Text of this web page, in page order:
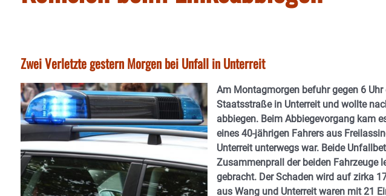
Zwei Verletzte gestern Morgen bei Unfall in Unterreit
Am Montagmorgen befuhr gegen 6
Staatsstraße in Unterreit und wollte
abbiegen. Beim Abbiegevorgang kam
eines 40-jährigen Fahrers aus
Unterreit unterwegs war. Beide
Zusammenprall der beiden Fahrzeuge
gebracht. Der Schaden wird auf zirka
aus Wang und Unterreit waren mit 21